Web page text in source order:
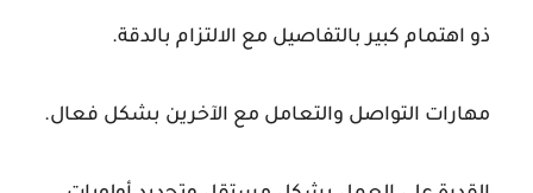
ذو اهتمام كبير بالتفاصيل مع الالتزام بالدقة.
مهارات التواصل والتعامل مع الآخرين بشكل فعال.